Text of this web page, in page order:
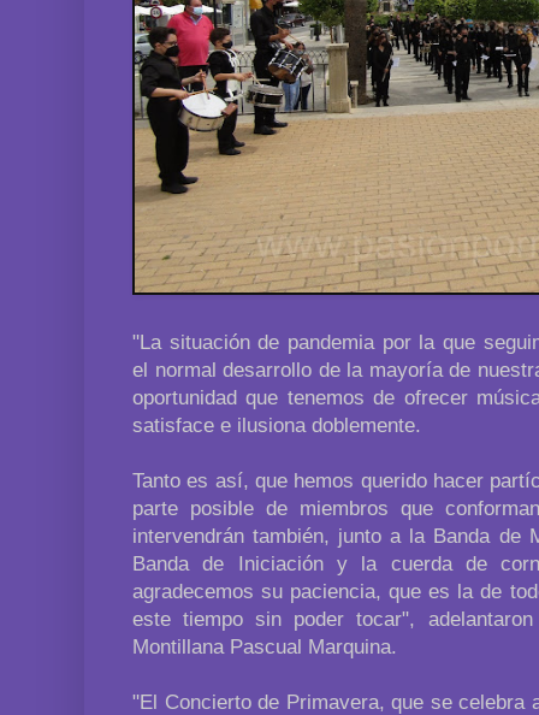
"La situación de pandemia por la que
el normal desarrollo de la mayoría de
oportunidad que tenemos de ofrecer
satisface e ilusiona doblemente.
Tanto es así, que hemos querido hacer
parte posible de miembros que
intervendrán también, junto a la Banda de
Banda de Iniciación y la cuerda de
agradecemos su paciencia, que es la de
este tiempo sin poder tocar",
Montillana Pascual Marquina.
"El Concierto de Primavera, que se celebra